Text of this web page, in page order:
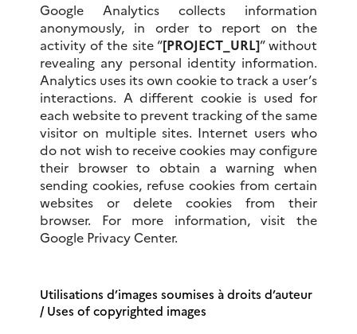
Google Analytics collects information
anonymously, in order to report on the
activity of the site “[PROJECT_URL]” without
revealing any personal identity information.
Analytics uses its own cookie to track a user’s
interactions. A different cookie is used for
each website to prevent tracking of the same
visitor on multiple sites. Internet users who
do not wish to receive cookies may configure
their browser to obtain a warning when
sending cookies, refuse cookies from certain
websites or delete cookies from their
browser. For more information, visit the
Google Privacy Center.
Utilisations d’images soumises à droits d’auteur
/Uses of copyrighted images